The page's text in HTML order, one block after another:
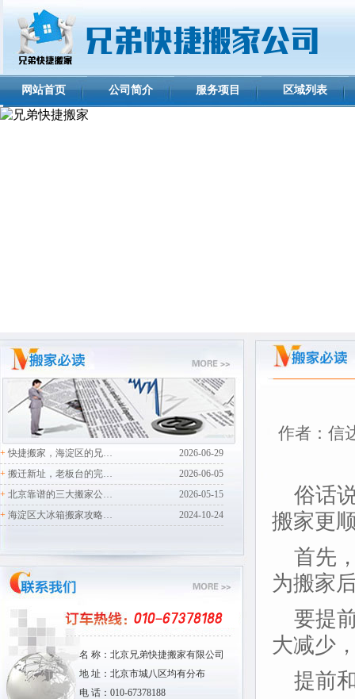
网站首页 公司简介 服务项目 区域列表
2026-06-29
+快捷搬家，海淀区的兄…
2026-06-05
+ 搬迁新址，老板台的完…
2026-05-15
+ 北京靠谱的三大搬家公…
2024-10-24
+ 海淀区大冰箱搬家攻略…
名 称：北京兄弟快捷搬家有限公司
地 址：北京市城八区均有分布
电 话：010-67378188
作者：信
俗话说
搬家更
首先，
为搬家
要提前
大减少
提前